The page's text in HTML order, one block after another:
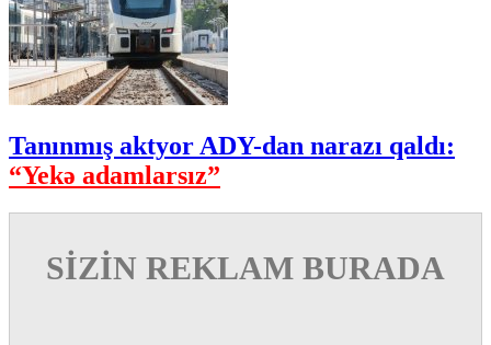
Tanınmış aktyor ADY-dan narazı qaldı:
“Yekə adamlarsız”
SİZİN REKLAM BURADA